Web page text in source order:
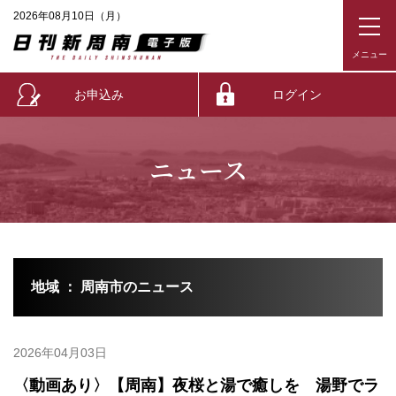
2026年08月10日（月）
お申込み ログイン
ニュース
地域 ： 周南市のニュース
2026年04月03日
〈動画あり〉【周南】夜桜と湯で癒しを 湯野でラ